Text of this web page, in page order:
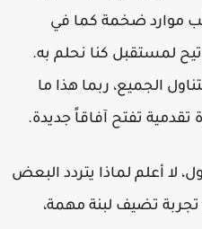
موارد ضخمة كما في
لمستقبل كنا نحلم به.
الجميع، ربما هذا ما
تفتح آفاقاً جديدة.
لا أعلم لماذا يتردد البعض
تضيف لبنة مهمة،